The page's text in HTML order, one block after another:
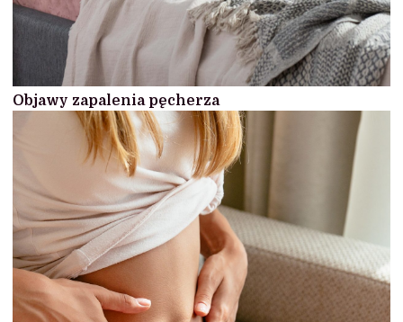
Objawy zapalenia pęcherza
KŁUCIE OBJAWYPARCIE NA PĘCHERZPIECZENIE PODWYŻSZONA TEMPERATURA